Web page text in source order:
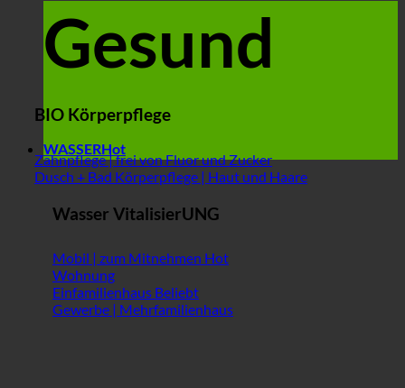
Gesund
BIO Körperpflege
Zahnpflege | frei von Fluor und Zucker
Dusch + Bad Körperpflege | Haut und Haare
WASSER
Wasser VitalisierUNG
Mobil | zum Mitnehmen
Wohnung
Einfamilienhaus
Gewerbe | Mehrfamilienhaus